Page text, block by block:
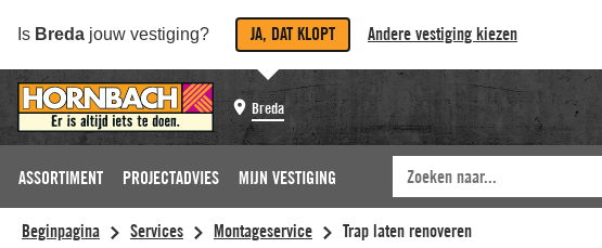
Is Breda jouw vestiging? JA, DAT KLOPT Andere vestiging kiezen
Breda
ASSORTIMENT PROJECTADVIES MIJN VESTIGING